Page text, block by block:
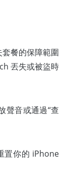
餐的保障範圍
丟失或被盜時
聲音或通過“查
置你的 iPhone